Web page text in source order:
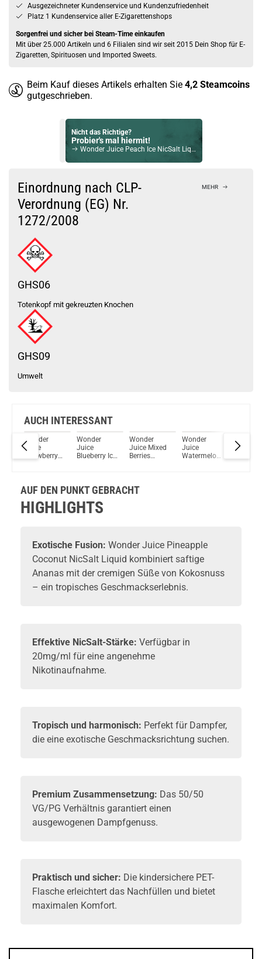
Ausgezeichneter Kundenservice und Kundenzufriedenheit
Platz 1 Kundenservice aller E-Zigarettenshops
Sorgenfrei und sicher bei Steam-Time einkaufen
Mit über 25.000 Artikeln und 6 Filialen sind wir seit 2015 Dein Shop für E-
Zigaretten, Spirituosen und Imported Sweets.
Beim Kauf dieses Artikels erhalten Sie 4,2 Steamcoins
gutgeschrieben.
Nicht das Richtige?
Probier's mal hiermit!
Wonder Juice Peach Ice NicSalt Liquid
Check das mal!
Elux Grape Berry NicSalt Liquid 10ml / 10mg
Du willst Kröten sparen?
Schau mal hier!
Einordnung nach CLP-
Verordnung (EG) Nr.
1272/2008
MEHR
GHS06
Totenkopf mit gekreuzten Knochen
GHS09
Umwelt
AUCH INTERESSANT
Wonder
Juice
Strawberry
Wonder
Juice
Blueberry Ice
Wonder
Juice Mixed
Berries
Wonder
Juice
Watermelon
Wonder
Juice
AUF DEN PUNKT GEBRACHT
HIGHLIGHTS
Exotische Fusion: Wonder Juice Pineapple
Coconut NicSalt Liquid kombiniert saftige
Ananas mit der cremigen Süße von Kokosnuss
– ein tropisches Geschmackserlebnis.
Effektive NicSalt-Stärke: Verfügbar in
20mg/ml für eine angenehme
Nikotinaufnahme.
Tropisch und harmonisch: Perfekt für Dampfer,
die eine exotische Geschmacksrichtung suchen.
Premium Zusammensetzung: Das 50/50
VG/PG Verhältnis garantiert einen
ausgewogenen Dampfgenuss.
Praktisch und sicher: Die kindersichere PET-
Flasche erleichtert das Nachfüllen und bietet
maximalen Komfort.